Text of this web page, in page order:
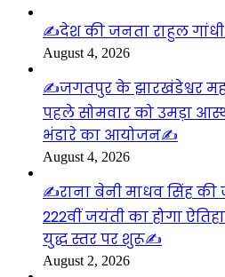
✍️देश की जनता राहुल
August 4, 2026
✍️जगतपुर के झारखंडेश्वर
पहले सोमवार को उमड़ा
भंडारे का आयोजन✍️
August 4, 2026
✍️राना बेनी माधव सिंह
222वीं जयंती का होगा
युद्ध स्तर पर शुरू✍️
August 2, 2026